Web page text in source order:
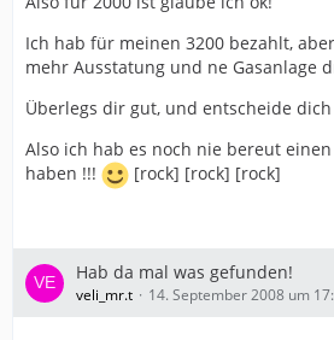
Ich hab für meinen 3200 bezahlt,
mehr Ausstatung und ne Gasanlage
Überlegs dir gut, und entscheide
Also ich hab es noch nie bereut
haben !!!
[rock] [rock] [rock]
Hab da mal was gefunden!
veli_mr.t 14. September 2008 um